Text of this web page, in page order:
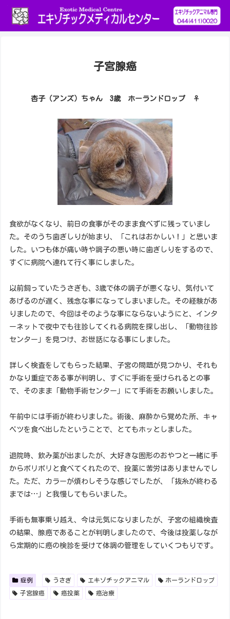
子宮腺癌
杏子（アンズ）ちゃん 3歳 ホーランドロップ ♀
食欲がなくなり、前日の食事がそのまま食べずに残っていまし
た。そのうち歯ぎしりが始まり、「これはおかしい！」と思いま
した。いつも体が痛い時や調子の悪い時に歯ぎしりをするので、
すぐに病院へ連れて行く事にしました。
以前飼っていたうさぎも、3歳で体の調子が悪くなり、気付いて
あげるのが遅く、残念な事になってしまいました。その経験があ
りましたので、今回はそのような事にならないようにと、インタ
ーネットで夜中でも往診してくれる病院を探し出し、「動物往診
センター」を見つけ、お世話になる事にしました。
詳しく検査をしてもらった結果、子宮の問題が見つかり、それも
かなり重症である事が判明し、すぐに手術を受けられるとの事
で、そのまま「動物手術センター」にて手術をお願いしました。
午前中には手術が終わりました。術後、麻酔から覚めた所、キャ
ベツを食べ出したということで、とてもホッとしました。
退院時、飲み薬が出ましたが、大好きな固形のおやつと一緒に手
からポリポリと食べてくれたので、投薬に苦労はありませんでし
た。ただ、カラーが煩わしそうな感じでしたが、「抜糸が終わる
までは…」と我慢してもらいました。
手術も無事乗り越え、今は元気になりましたが、子宮の組織検査
の結果、腺癌であることが判明しましたので、今後は投薬しなが
ら定期的に癌の検診を受けて体調の管理をしていくつもりです。
症例 うさぎ エキゾチックアニマル ホーランドロップ
子宮腺癌 癌投薬 癌治療